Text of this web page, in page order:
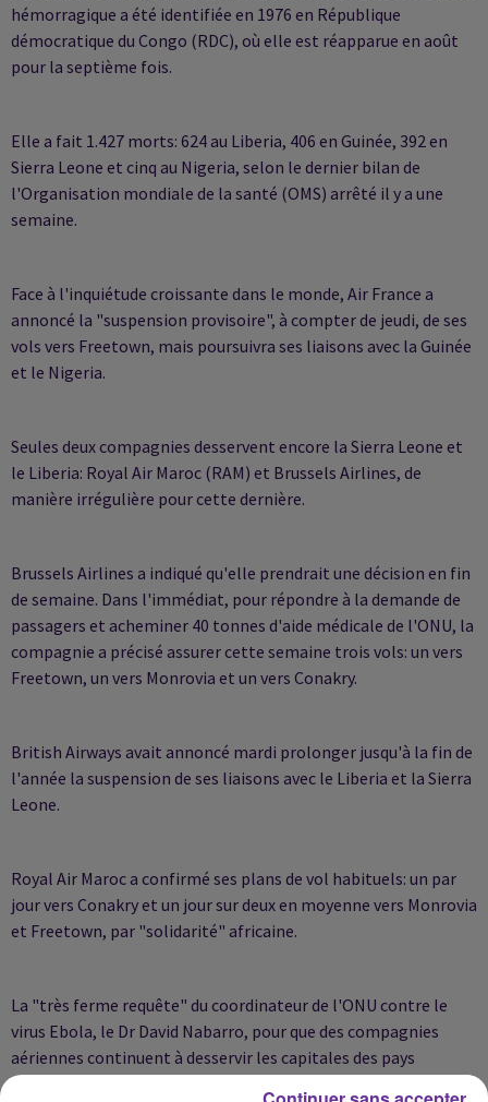
hémorragique a été identifiée en 1976 en République
démocratique du Congo (RDC), où elle est réapparue en août
pour la septième fois.
Elle a fait 1.427 morts: 624 au Liberia, 406 en Guinée, 392 en
Sierra Leone et cinq au Nigeria, selon le dernier bilan de
l'Organisation mondiale de la santé (OMS) arrêté il y a une
semaine.
Face à l'inquiétude croissante dans le monde, Air France a
annoncé la "suspension provisoire", à compter de jeudi, de ses
vols vers Freetown, mais poursuivra ses liaisons avec la Guinée
et le Nigeria.
Seules deux compagnies desservent encore la Sierra Leone et
le Liberia: Royal Air Maroc (RAM) et Brussels Airlines, de
manière irrégulière pour cette dernière.
Brussels Airlines a indiqué qu'elle prendrait une décision en fin
de semaine. Dans l'immédiat, pour répondre à la demande de
passagers et acheminer 40 tonnes d'aide médicale de l'ONU, la
compagnie a précisé assurer cette semaine trois vols: un vers
Freetown, un vers Monrovia et un vers Conakry.
British Airways avait annoncé mardi prolonger jusqu'à la fin de
l'année la suspension de ses liaisons avec le Liberia et la Sierra
Leone.
Royal Air Maroc a confirmé ses plans de vol habituels: un par
jour vers Conakry et un jour sur deux en moyenne vers Monrovia
et Freetown, par "solidarité" africaine.
La "très ferme requête" du coordinateur de l'ONU contre le
virus Ebola, le Dr David Nabarro, pour que des compagnies
aériennes continuent à desservir les capitales des pays
touchés a donc rencontré peu d'écho.